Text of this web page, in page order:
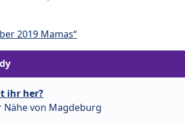
2019 Mamas“
ihr her?
Nähe von Magdeburg